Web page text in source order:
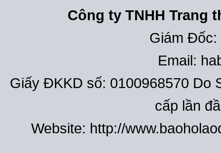
Công ty TNHH Trang
Giám Đốc:
Email:
Giấy ĐKKD số: 0100968570 Do
cấp lần
Website: http://